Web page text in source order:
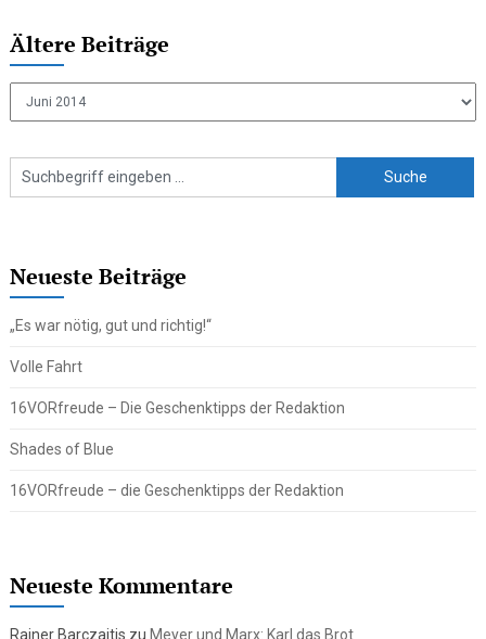
Ältere Beiträge
Neueste Beiträge
„Es war nötig, gut und richtig!“
Volle Fahrt
16VORfreude – Die Geschenktipps der Redaktion
Shades of Blue
16VORfreude – die Geschenktipps der Redaktion
Neueste Kommentare
Rainer Barczaitis zu Meyer und Marx: Karl das Brot